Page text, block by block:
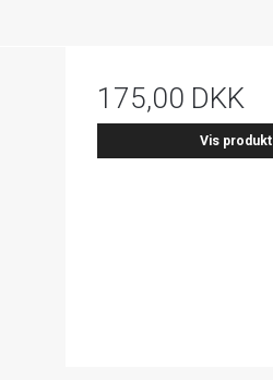
175,00 DKK
Vis produkt